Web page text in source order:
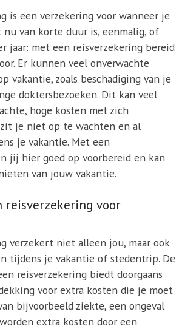
is een verzekering voor wanneer je
nu van korte duur is, eenmalig, of
jaar: met een reisverzekering bereid
Er kunnen veel onverwachte
vakantie, zoals beschadiging van je
doktersbezoeken. Dit kan veel
hoge kosten met zich
je niet op te wachten en al
je vakantie. Met een
jij hier goed op voorbereid en kan
van jouw vakantie.
reisverzekering voor
verzekert niet alleen jou, maar ook
tijdens je vakantie of stedentrip. De
reisverzekering biedt doorgaans
voor extra kosten die je moet
bijvoorbeeld ziekte, een ongeval
extra kosten door een